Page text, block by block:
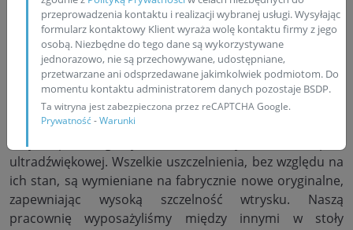
regeneracja pompowtryskiwaczy samochodów
osobowych koncernu VAG (Volkswagen, Audi, Skoda i
Seat), regeneracja turbosprężarki, regeneracja
pompowtryskiwaczy samochodów ciężarowych oraz
pompy PLD firmy Bosch. Nasi specjaliści dokładnie
sprawdzają każdy element zawarty w budowie wtrysków
oraz pompowtrysków. W celu lepszej weryfikacji stopnia
zużycia poszczególnych części, trafiają one do kąpieli
ultradźwiękowej. Wszelkie uszczelnienia, bez względu na
ich stan, są wymieniane na fabrycznie nowe oryginalne,
zapewniając wysoką szczelność wtrysku. Naszą
pracownię wyposażyliśmy między innymi w stoły
przeprowadzenia kontaktu i realizacji wybranej usługi. Wysyłając
formularz kontaktowy Klient wyraża wolę kontaktu firmy z jego
osobą. Niezbędne do tego dane są wykorzystywane
jednorazowo, nie są przechowywane, udostępniane,
przetwarzane ani odsprzedawane jakimkolwiek podmiotom. Do
momentu kontaktu administratorem danych pozostaje BSDP.
Ta witryna jest zabezpieczona przez reCAPTCHA Google.
Prywatność-Warunki